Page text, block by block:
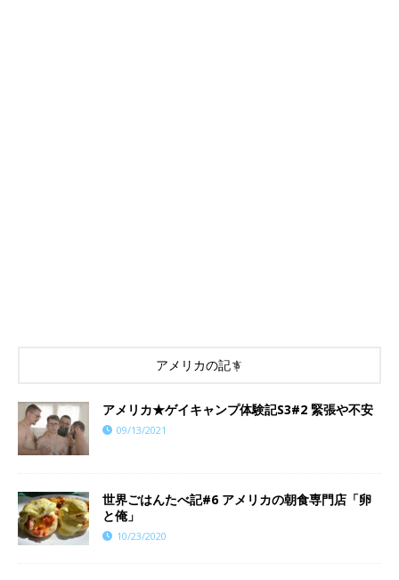
アメリカの記事
アメリカ★ゲイキャンプ体験記S3#2 緊張や不安
09/13/2021
世界ごはんたべ記#6 アメリカの朝食専門店「卵
と俺」
10/23/2020